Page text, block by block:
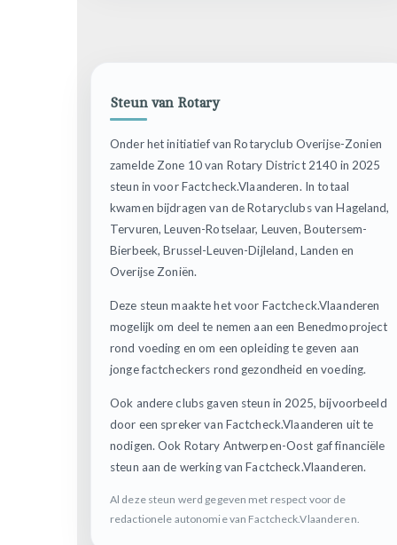
Steun van Rotary
Onder het initiatief van Rotaryclub Overijse-Zonien
zamelde Zone 10 van Rotary District 2140 in 2025
steun in voor Factcheck.Vlaanderen. In totaal
kwamen bijdragen van de Rotaryclubs van Hageland,
Tervuren, Leuven-Rotselaar, Leuven, Boutersem-
Bierbeek, Brussel-Leuven-Dijleland, Landen en
Overijse Zoniën.
Deze steun maakte het voor Factcheck.Vlaanderen
mogelijk om deel te nemen aan een Benedmoproject
rond voeding en om een opleiding te geven aan
jonge factcheckers rond gezondheid en voeding.
Ook andere clubs gaven steun in 2025, bijvoorbeeld
door een spreker van Factcheck.Vlaanderen uit te
nodigen. Ook Rotary Antwerpen-Oost gaf financiële
steun aan de werking van Factcheck.Vlaanderen.
Al deze steun werd gegeven met respect voor de
redactionele autonomie van Factcheck.Vlaanderen.